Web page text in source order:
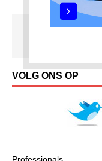
VOLG ONS OP